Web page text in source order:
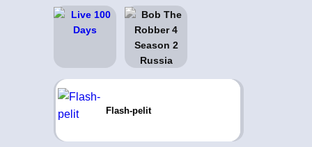
Flash-pelit